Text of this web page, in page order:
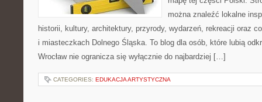
można znaleźć lokalne
historii, kultury, architektury, przyrody, wydarzeń, rekreacji oraz
i miasteczkach Dolnego Śląska. To blog dla osób, które lubią
Wrocław nie ogranicza się wyłącznie do najbardziej […]
CATEGORIES: EDUKACJA ARTYSTYCZNA